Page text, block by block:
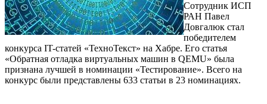
Сотрудник ИСП
РАН Павел
Довгалюк стал
победителем
конкурса IT-статей «ТехноТекст» на Хабре. Его статья
«Обратная отладка виртуальных машин в QEMU» была
признана лучшей в номинации «Тестирование». Всего на
конкурс были представлены 633 статьи в 23 номинациях.